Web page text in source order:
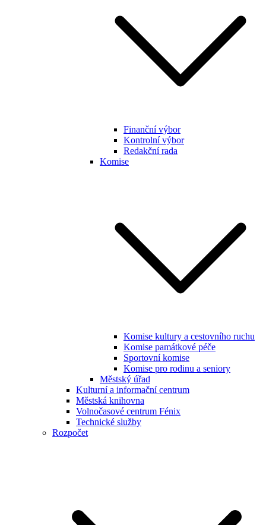
Finanční výbor
Kontrolní výbor
Redakční rada
Komise
Komise kultury a cestovního ruchu
Komise památkové péče
Sportovní komise
Komise pro rodinu a seniory
Městský úřad
Kulturní a informační centrum
Městská knihovna
Volnočasové centrum Fénix
Technické služby
Rozpočet